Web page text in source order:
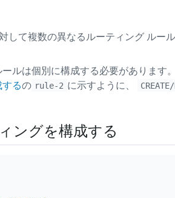
して複数の異なるルーティング ルー
ルは個別に構成する必要があります
るの rule-2 に示すように、
ングを構成する